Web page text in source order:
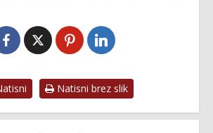
Natisni brez slik